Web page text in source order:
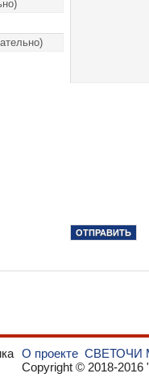
О проекте СВЕТОЧИ
Copyright © 2018-2016